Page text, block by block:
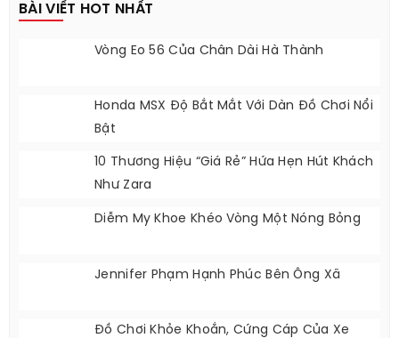
BÀI VIẾT HOT NHẤT
Vòng Eo 56 Của Chân Dài Hà Thành
Honda MSX Độ Bắt Mắt Với Dàn Đồ Chơi Nổi
Bật
10 Thương Hiệu “giá Rẻ” Hứa Hẹn Hút Khách
Như Zara
Diễm My Khoe Khéo Vòng Một Nóng Bỏng
Jennifer Phạm Hạnh Phúc Bên Ông Xã
Đồ Chơi Khỏe Khoắn, Cứng Cáp Của Xe